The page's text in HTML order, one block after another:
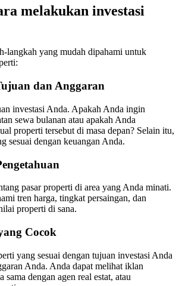
melakukan investasi
langkah yang mudah dipahami untuk
dan Anggaran
investasi Anda. Apakah Anda ingin
sewa bulanan atau apakah Anda
properti tersebut di masa depan? Selain itu,
sesuai dengan keuangan Anda.
pasar properti di area yang Anda minati.
tren harga, tingkat persaingan, dan
properti di sana.
Cocok
yang sesuai dengan tujuan investasi Anda
Anda. Anda dapat melihat iklan
dengan agen real estat, atau